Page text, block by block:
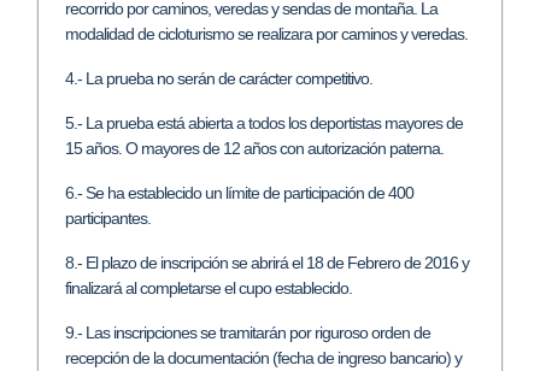
recorrido por caminos, veredas y sendas de montaña. La
modalidad de cicloturismo se realizara por caminos y veredas.
4.- La prueba no serán de carácter competitivo.
5.- La prueba está abierta a todos los deportistas mayores de
15 años. O mayores de 12 años con autorización paterna.
6.- Se ha establecido un límite de participación de 400
participantes.
8.- El plazo de inscripción se abrirá el 18 de Febrero de 2016 y
finalizará al completarse el cupo establecido.
9.- Las inscripciones se tramitarán por riguroso orden de
recepción de la documentación (fecha de ingreso bancario) y